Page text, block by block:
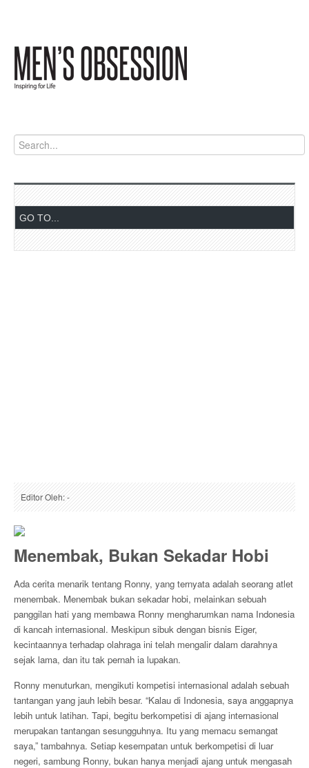
Editor Oleh: -
Menembak, Bukan Sekadar Hobi
Ada cerita menarik tentang Ronny, yang ternyata adalah seorang atlet
menembak. Menembak bukan sekadar hobi, melainkan sebuah
panggilan hati yang membawa Ronny mengharumkan nama Indonesia
di kancah internasional. Meskipun sibuk dengan bisnis Eiger,
kecintaannya terhadap olahraga ini telah mengalir dalam darahnya
sejak lama, dan itu tak pernah ia lupakan.
Ronny menuturkan, mengikuti kompetisi internasional adalah sebuah
tantangan yang jauh lebih besar. “Kalau di Indonesia, saya anggapnya
lebih untuk latihan. Tapi, begitu berkompetisi di ajang internasional
merupakan tantangan sesungguhnya. Itu yang memacu semangat
saya,” tambahnya. Setiap kesempatan untuk berkompetisi di luar
negeri, sambung Ronny, bukan hanya menjadi ajang untuk mengasah